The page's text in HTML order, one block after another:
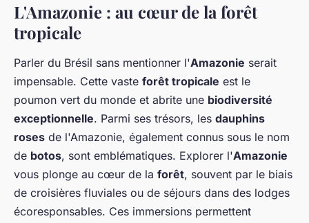
L'Amazonie : au cœur de la forêt
tropicale
Parler du Brésil sans mentionner l'Amazonie serait
impensable. Cette vaste forêt tropicale est le
poumon vert du monde et abrite une biodiversité
exceptionnelle. Parmi ses trésors, les dauphins
roses de l'Amazonie, également connus sous le nom
de botos, sont emblématiques. Explorer l'Amazonie
vous plonge au cœur de la forêt, souvent par le biais
de croisières fluviales ou de séjours dans des lodges
écoresponsables. Ces immersions permettent